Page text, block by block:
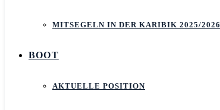
MITSEGELN IN DER KARIBIK 2025/2026
BOOT
AKTUELLE POSITION